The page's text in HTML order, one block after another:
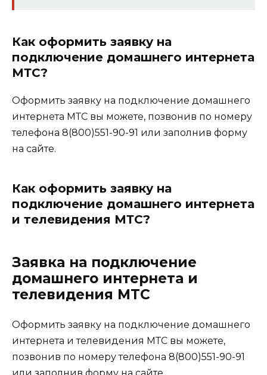
Как оформить заявку на
подключение домашнего интернета
МТС?
Оформить заявку на подключение домашнего
интернета МТС вы можете, позвонив по номеру
телефона 8(800)551-90-91 или заполнив форму
на сайте.
Как оформить заявку на
подключение домашнего интернета
и телевидения МТС?
Заявка на подключение
домашнего интернета и
телевидения МТС
Оформить заявку на подключение домашнего
интернета и телевидения МТС вы можете,
позвонив по номеру телефона 8(800)551-90-91